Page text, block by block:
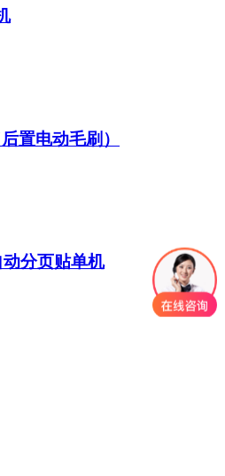
置电动毛刷）
分页贴单机